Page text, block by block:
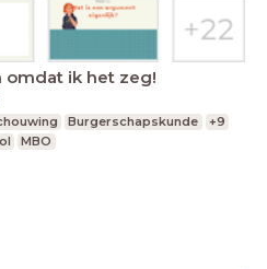
omdat ik het zeg!
Burgerschapskunde
+9
MBO